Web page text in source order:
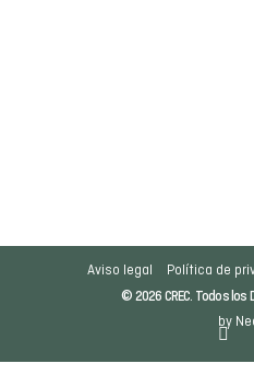
Aviso legal Política de
© 2026 CREC. Todos los
by